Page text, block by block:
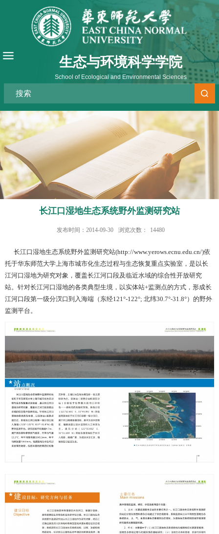
生态与环境科学学院
School of Ecological and Environmental Sciences
长江口湿地生态系统野外监测研究站
发布时间：2014-09-30 浏览次数： 14480
长江口湿地生态系统野外监测研究站(http://www.yerows.ecnu.edu.cn/)依
托于华东师范大学上海市城市化生态过程与生态恢复重点实验室，是以长
江河口湿地为研究对象，覆盖长江河口段及临近水域的综合性开放研究
站。针对长江河口湿地的各类典型生境，以实体站+监测点的方式，形成长
江河口段第一级分汊口到入海端（东经121°-122°; 北纬30.7°-31.8°）的野外
监测平台。